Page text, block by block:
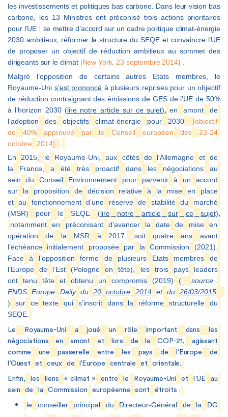
les investissements et politiques bas carbone. Dans leur vision bas
carbone, les 13 Ministres ont préconisé trois actions prioritaires
pour l’UE : se mettre d’accord sur un cadre politique climat-énergie
2030 ambitieux, réformer la structure du SEQE et convaincre l’UE
de proposer un objectif de réduction ambitieux au sommet des
dirigeants sur le climat [New York, 23 septembre 2014] .
Malgré l’opposition de certains autres Etats membres, le
Royaume-Uni s’est prononcé à plusieurs reprises pour un objectif
de réduction contraignant des émissions de GES de l’UE de 50%
à l’horizon 2030 (lire notre article sur ce sujet), en amont
de
l’adoption
des objectifs climat-énergie pour 2030
[objectif
de
40% approuvé par le Conseil européen des
23-24
octobre
2014]
En
2015, le Royaume-Uni, aux côtés de l’Allemagne et de
la
France, a été très proactif dans les négociations
au
sein
du Conseil Environnement pour parvenir à un
accord
sur
la proposition de décision relative à la mise en
place
et au fonctionnement d’une réserve de stabilité du
marché
(MSR)
pour le SEQE (lire notre article sur ce sujet),
notamment en préconisant d’avancer la date de mise
en
opération
de la MSR à 2017, soit quatre ans
avant
l’échéance
initialement proposée par la Commission
(2021).
Face
à l’opposition ferme de plusieurs Etats membres
de
l’Europe
de l’Est (Pologne en tête), les trois pays
leaders
ont
tenu tête et obtenu un compromis (2019) (
source :
ENDS Europe Daily du 20 octobre 2014 et du 26/03/2015
)
sur ce texte qui s’inscrit dans la réforme structurelle
du
SEQE.
Le Royaume-Uni a joué un rôle important dans
les
négociations
en amont et lors de la COP-21,
agissant
comme
une passerelle entre les pays de l’Europe
de
l’Ouest
et ceux de l’Europe centrale et orientale.
Enfin, les liens « climat » entre le Royaume-Uni et l’UE
au
sein
de la Commission européenne sont étroits :
le conseiller principal du Directeur-Général de la
DG